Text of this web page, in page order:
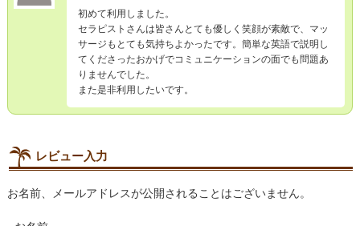
初めて利用しました。
セラピストさんは皆さんとても優しく笑顔が素敵で、マッ
サージもとても気持ちよかったです。簡単な英語で説明し
てくださったおかげでコミュニケーションの面でも問題あ
りませんでした。
また是非利用したいです。
レビュー入力
お名前、メールアドレスが公開されることはございません。